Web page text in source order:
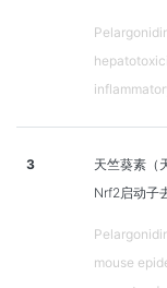
3
天竺葵素（
Nrf2启动子
mouse